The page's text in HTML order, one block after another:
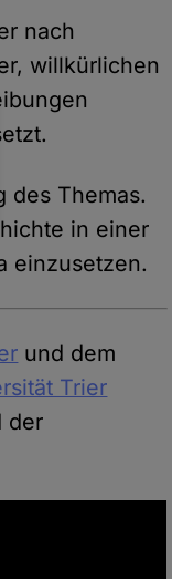
nach
willkürlichen
des Themas.
in einer
einzusetzen.
und dem
Trier
der